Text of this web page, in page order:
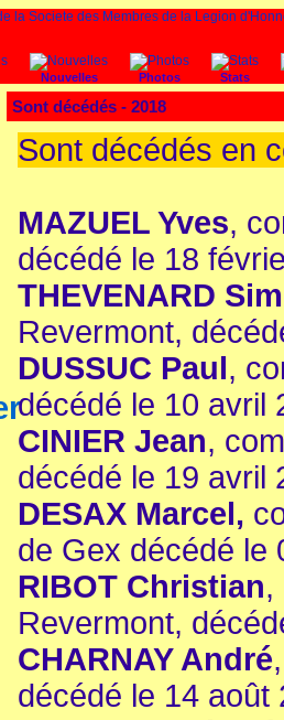
Nouvelles Photos Stats
Sont décédés - 2018
Sont décédés en
MAZUEL Yves,
décédé le 18
THEVENARD
Revermont,
DUSSUC Paul,
décédé le 10 avril
CINIER Jean,
décédé le 19 avril
DESAX Marcel,
de Gex décédé le
RIBOT Christian,
Revermont,
CHARNAY André
décédé le 14 août